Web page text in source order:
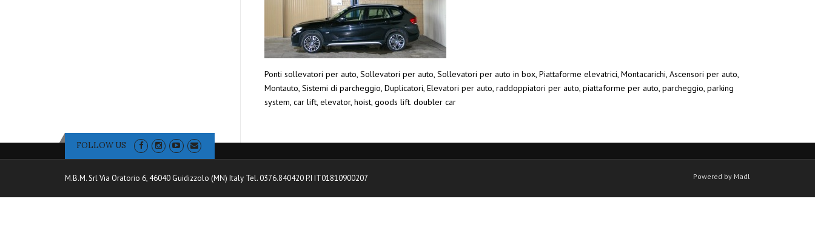
Ponti sollevatori per auto, Sollevatori per auto, Sollevatori per auto in box, Piattaforme elevatrici, Montacarichi, Ascensori per auto,
Montauto, Sistemi di parcheggio, Duplicatori, Elevatori per auto, raddoppiatori per auto, piattaforme per auto, parcheggio, parking
system, car lift, elevator, hoist, goods lift. doubler car
FOLLOW US
M.B.M. Srl Via Oratorio 6, 46040 Guidizzolo (MN) Italy Tel. 0376.840420 P.I IT01810900207 Powered by Madl